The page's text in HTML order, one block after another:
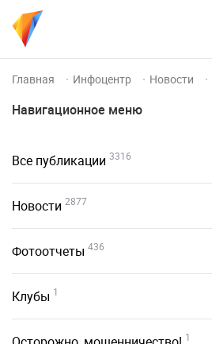
Главная Инфоцентр Новости
Навигационное меню
Все публикации 3316
Новости 2877
Фотоотчеты 436
Клубы 1
1